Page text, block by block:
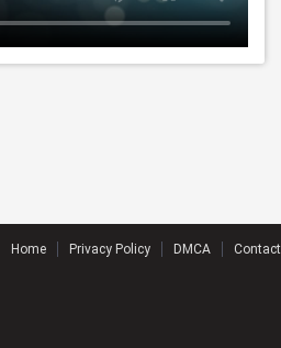
Home Privacy Policy DMCA Contact